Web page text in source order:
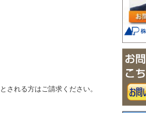
される方はご請求ください。